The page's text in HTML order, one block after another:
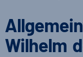
Wilhelm